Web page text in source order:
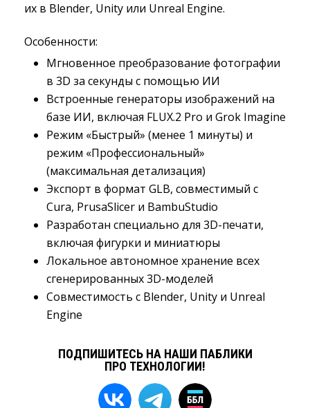
их в Blender, Unity или Unreal Engine.
Особенности:
Мгновенное преобразование фотографии
в 3D за секунды с помощью ИИ
Встроенные генераторы изображений на
базе ИИ, включая FLUX.2 Pro и Grok Imagine
Режим «Быстрый» (менее 1 минуты) и
режим «Профессиональный»
(максимальная детализация)
Экспорт в формат GLB, совместимый с
Cura, PrusaSlicer и BambuStudio
Разработан специально для 3D-печати,
включая фигурки и миниатюры
Локальное автономное хранение всех
сгенерированных 3D-моделей
Совместимость с Blender, Unity и Unreal
Engine
ПОДПИШИТЕСЬ НА НАШИ ПАБЛИКИ
ПРО ТЕХНОЛОГИИ!